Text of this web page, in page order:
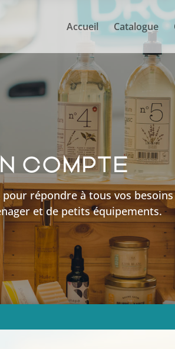
Accueil Catalogue
COMPTE
répondre à tous vos
et de petits équipements.